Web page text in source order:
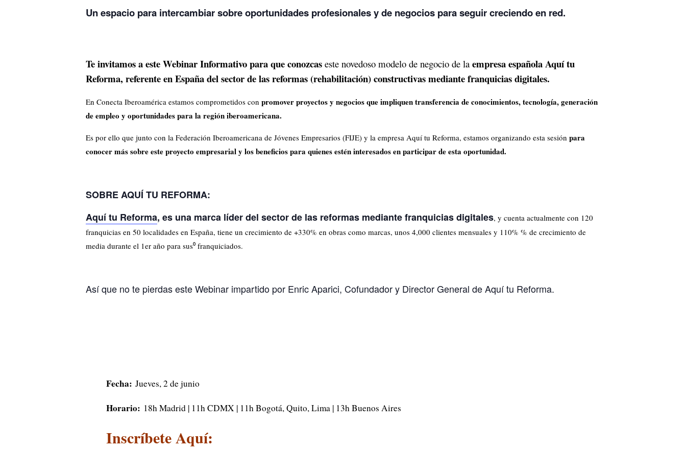
Un espacio para intercambiar sobre oportunidades profesionales y de negocios para seguir creciendo en red.
Te invitamos a este Webinar Informativo para que conozcas este novedoso modelo de negocio de la empresa española Aquí tu
Reforma, referente en España del sector de las reformas (rehabilitación) constructivas mediante franquicias digitales.
En Conecta Iberoamérica estamos comprometidos con promover proyectos y negocios que impliquen transferencia de conocimientos, tecnología, generación
de empleo y oportunidades para la región iberoamericana.
Es por ello que junto con la Federación Iberoamericana de Jóvenes Empresarios (FIJE) y la empresa Aquí tu Reforma, estamos organizando esta sesión para
conocer más sobre este proyecto empresarial y los beneficios para quienes estén interesados en participar de esta oportunidad.
SOBRE AQUÍ TU REFORMA:
Aquí tu Reforma, es una marca líder del sector de las reformas mediante franquicias digitales, y cuenta actualmente con 120
franquicias en 50 localidades en España, tiene un crecimiento de +330% en obras como marcas, unos 4,000 clientes mensuales y 110% % de crecimiento de
media durante el 1er año para sus⁰ franquiciados.
Así que no te pierdas este Webinar impartido por Enric Aparici, Cofundador y Director General de Aquí tu Reforma.
Fecha: Jueves, 2 de junio
Horario: 18h Madrid | 11h CDMX | 11h Bogotá, Quito, Lima | 13h Buenos Aires
Inscríbete Aquí: